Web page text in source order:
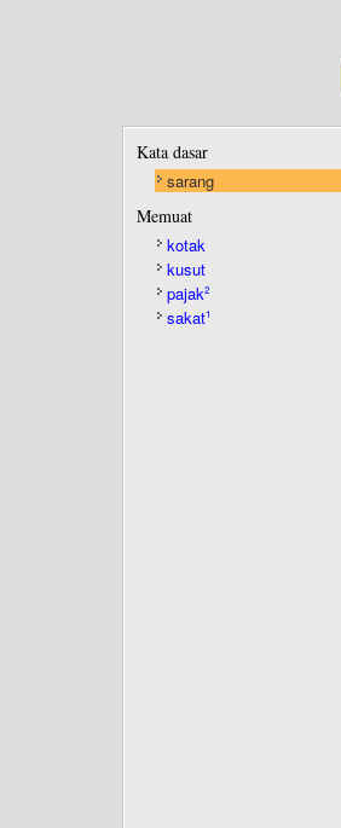
Kata dasar
sarang
Memuat
kotak
kusut
pajak2
sakat1